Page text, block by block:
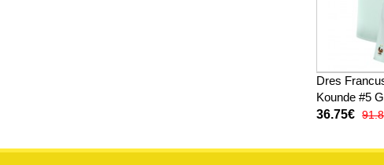
Dres
Kounde #5
djecu SP
36.75€